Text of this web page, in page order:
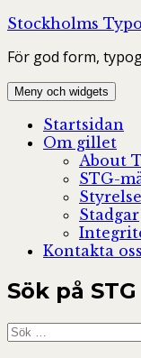
Hoppa
innehåll
Stockholms
För god form,
Meny och widgets
Startsidan
Om gillet
About
STG-
Styrelse
Stadgar
Kontakta oss
Sök på STG
Sök
efter: